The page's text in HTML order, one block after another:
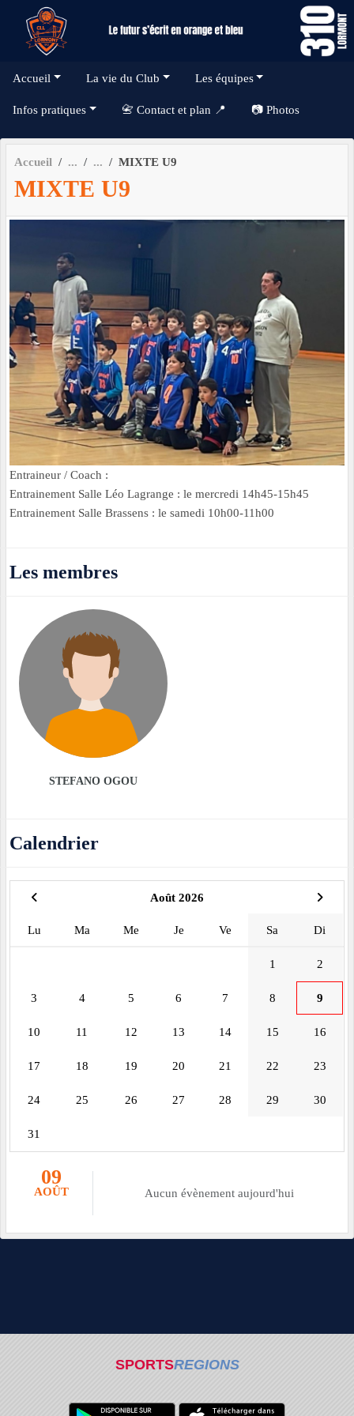
Accueil La vie du Club Les équipes
Infos pratiques 📇 Contact et plan 📍 📷 Photos
Accueil MIXTE U9
MIXTE U9
Entraineur / Coach :
Entrainement Salle Léo Lagrange : le mercredi 14h45-15h45
Entrainement Salle Brassens : le samedi 10h00-11h00
Les membres
STEFANO OGOU
Calendrier
Août 2026
Lu Ma Me Je Ve Sa Di
1 2
3 4 5 6 7 8 9
10 11 12 13 14 15 16
17 18 19 20 21 22 23
24 25 26 27 28 29 30
31
09
AOÛT Aucun évènement aujourd'hui
SPORTSREGIONS
Panneau de gestion des cookies